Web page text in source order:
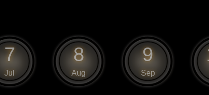
7
Jul
8
Aug
9
Sep